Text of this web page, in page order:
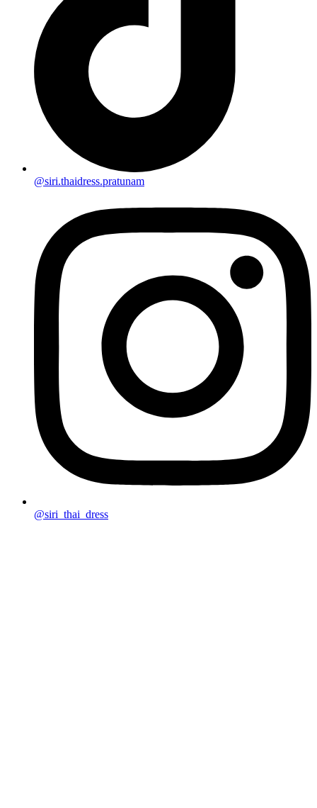
@siri.thaidress.pratunam
@siri_thai_dress